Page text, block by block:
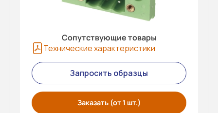
Сопутствующие товары
Технические характеристики
Запросить образцы
Заказать (от 1 шт.)